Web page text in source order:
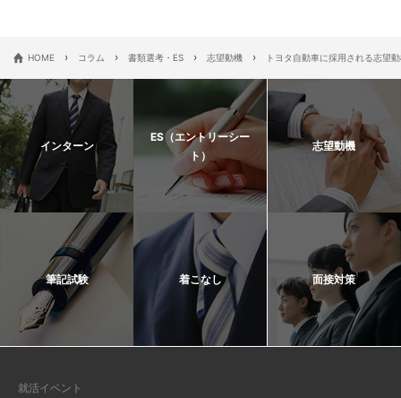
HOME › コラム › 書類選考・ES › 志望動機 › トヨタ自動車に採用される志望
インターン
ES（エントリーシー
ト）
志望動機
筆記試験 着こなし 面接対策
就活イベント